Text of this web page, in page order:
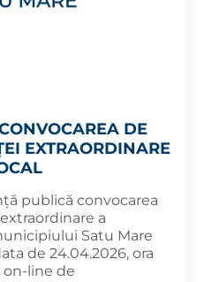
DE
EXTRAORDINARE
publică convocarea
a
Satu Mare
de 24.04.2026, ora
on-line de